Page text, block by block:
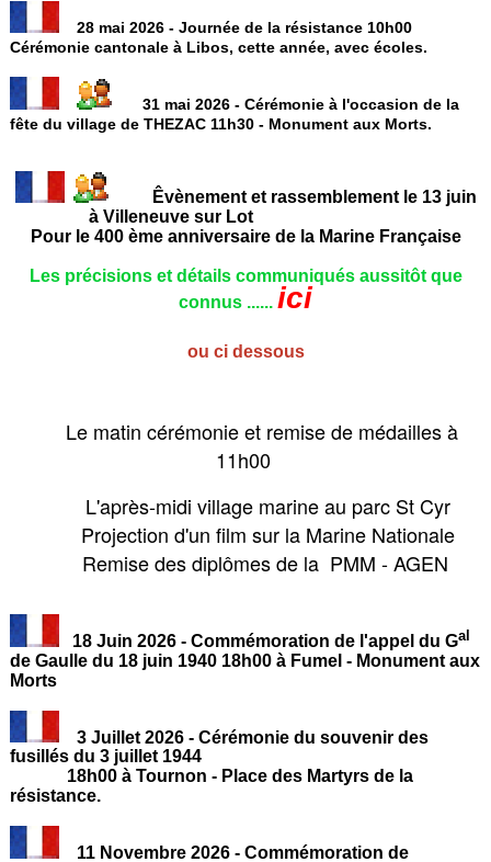
28 mai 2026 - Journée de la résistance 10h00
Cérémonie cantonale à Libos, cette année, avec écoles.
31 mai 2026 - Cérémonie à l'occasion de la
fête du village de THEZAC 11h30 - Monument aux Morts.
Êvènement et rassemblement le 13 juin
à Villeneuve sur Lot
Pour le 400 ème anniversaire de la Marine Française
Les précisions et détails communiqués aussitôt que
connus ...... ici
ou ci dessous
Le matin cérémonie et remise de médailles à
11h00
L'après-midi village marine au parc St Cyr
Projection d'un film sur la Marine Nationale
Remise des diplômes de la PMM - AGEN
18 Juin 2026 - Commémoration de l'appel du Gal
de Gaulle du 18 juin 1940 18h00 à Fumel - Monument aux
Morts
3 Juillet 2026 - Cérémonie du souvenir des
fusillés du 3 juillet 1944
18h00 à Tournon - Place des Martyrs de la
résistance.
11 Novembre 2026 - Commémoration de